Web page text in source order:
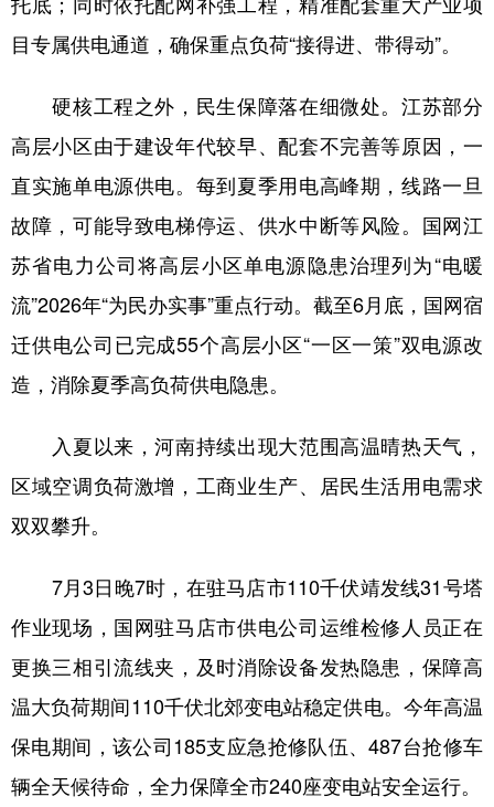
English Español Français عربى
Deutsch Português
目专属供电通道，确保重点负荷“接得进、带得动”。
硬核工程之外，民生保障落在细微处。江苏部分
高层小区由于建设年代较早、配套不完善等原因，一
直实施单电源供电。每到夏季用电高峰期，线路一旦
故障，可能导致电梯停运、供水中断等风险。国网江
苏省电力公司将高层小区单电源隐患治理列为“电暖
流”2026年“为民办实事”重点行动。截至6月底，国网宿
迁供电公司已完成55个高层小区“一区一策”双电源改
造，消除夏季高负荷供电隐患。
入夏以来，河南持续出现大范围高温晴热天气，
区域空调负荷激增，工商业生产、居民生活用电需求
双双攀升。
7月3日晚7时，在驻马店市110千伏靖发线31号塔
作业现场，国网驻马店市供电公司运维检修人员正在
更换三相引流线夹，及时消除设备发热隐患，保障高
温大负荷期间110千伏北郊变电站稳定供电。今年高温
保电期间，该公司185支应急抢修队伍、487台抢修车
辆全天候待命，全力保障全市240座变电站安全运行。